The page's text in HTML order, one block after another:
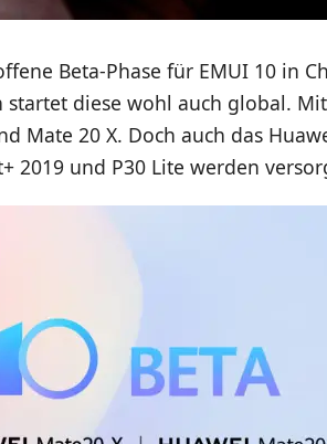
Beta-Phase für EMUI 10 in
diese wohl auch global.
Mate 20 X. Doch auch das
2019 und P30 Lite werden